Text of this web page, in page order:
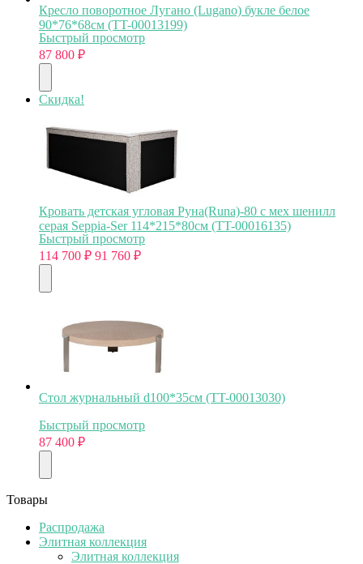
Кресло поворотное Лугано (Lugano) букле белое
90*76*68см (TT-00013199)
Быстрый просмотр
87 800 ₽
Скидка!
Кровать детская угловая Руна(Runa)-80 с мех шенилл
серая Seppia-Ser 114*215*80см (TT-00016135)
Быстрый просмотр
114 700 ₽ 91 760 ₽
Стол журнальный d100*35см (TT-00013030)
Быстрый просмотр
87 400 ₽
Товары
Распродажа
Элитная коллекция
Элитная коллекция